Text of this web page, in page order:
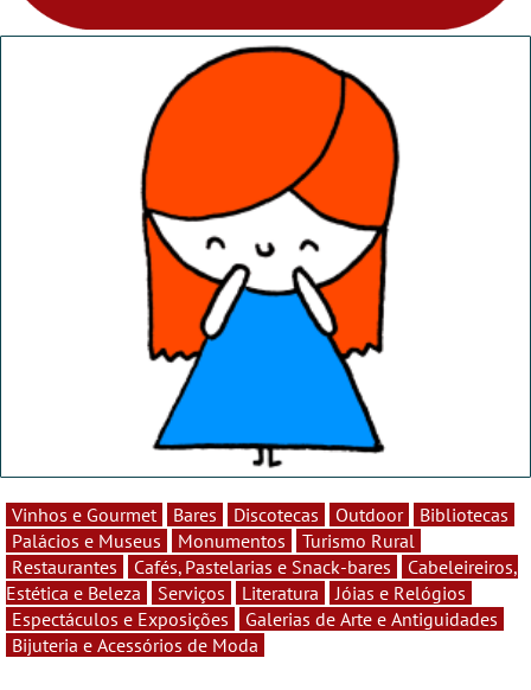
Vinhos e Gourmet Bares Discotecas Outdoor
Bibliotecas
Palácios e Museus
Monumentos
Turismo Rural
Restaurantes
Cafés, Pastelarias e Snack-bares
Cabeleireiros,
Estética e Beleza
Serviços Literatura
Jóias e Relógios
Espectáculos e Exposições
Galerias de Arte e Antiguidades
Bijuteria e Acessórios de Moda